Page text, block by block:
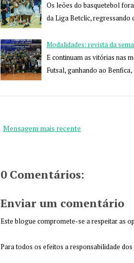
Os leões do basquetebol
da Liga Betclic,
Modalidades: revista da
E continuam as vitórias nas
Futsal, ganhando ao
Mensagem mais recente
0 Comentários:
Enviar um comentário
Este blogue compromete-se a respeitar as
Para todos os efeitos a responsabilidade